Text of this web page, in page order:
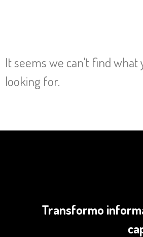
It seems we can't find what
looking for.
Transformo